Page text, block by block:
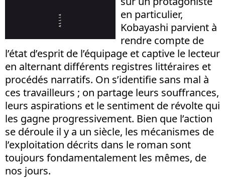
en particulier,
Kobayashi parvient à
rendre compte de
l’état d’esprit de l’équipage et captive le lecteur
en alternant différents registres littéraires et
procédés narratifs. On s’identifie sans mal à
ces travailleurs ; on partage leurs souffrances,
leurs aspirations et le sentiment de révolte qui
les gagne progressivement. Bien que l’action
se déroule il y a un siècle, les mécanismes de
l’exploitation décrits dans le roman sont
toujours fondamentalement les mêmes, de
nos jours.